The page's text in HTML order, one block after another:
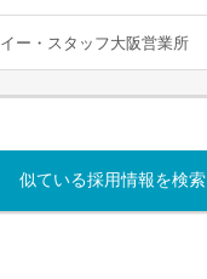
イー・スタッフ大阪営業所
似ている採用情報を検索